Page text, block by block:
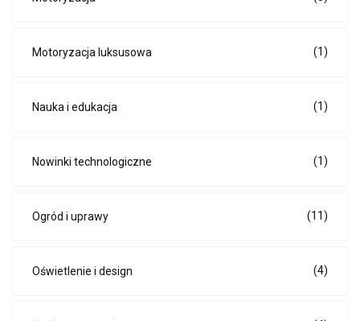
Motoryzacja luksusowa (1)
Nauka i edukacja (1)
Nowinki technologiczne (1)
Ogród i uprawy (11)
Oświetlenie i design (4)